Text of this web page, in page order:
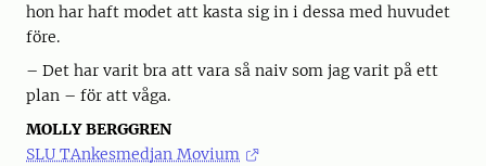
hon har haft modet att kasta sig in i dessa med huvudet
före.
– Det har varit bra att vara så naiv som jag varit på ett
plan – för att våga.
MOLLY BERGGREN
SLU TAnkesmedjan Movium